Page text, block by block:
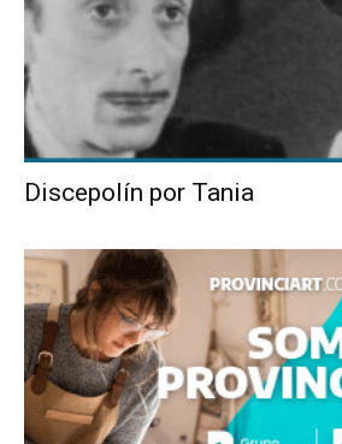
Discepolín por Tania